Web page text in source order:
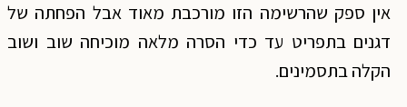
אין ספק שהרשימה הזו מורכבת מאוד אבל הפחתה של
דגנים בתפריט עד כדי הסרה מלאה מוכיחה שוב ושוב
הקלה בתסמינים.